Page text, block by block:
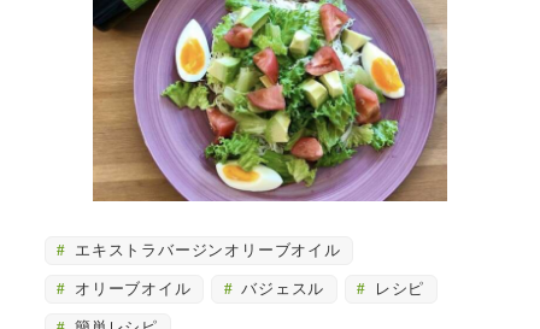
エキストラバージンオリーブオイル
オリーブオイル バジェスル レシピ